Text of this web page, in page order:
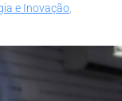
e Inovação,